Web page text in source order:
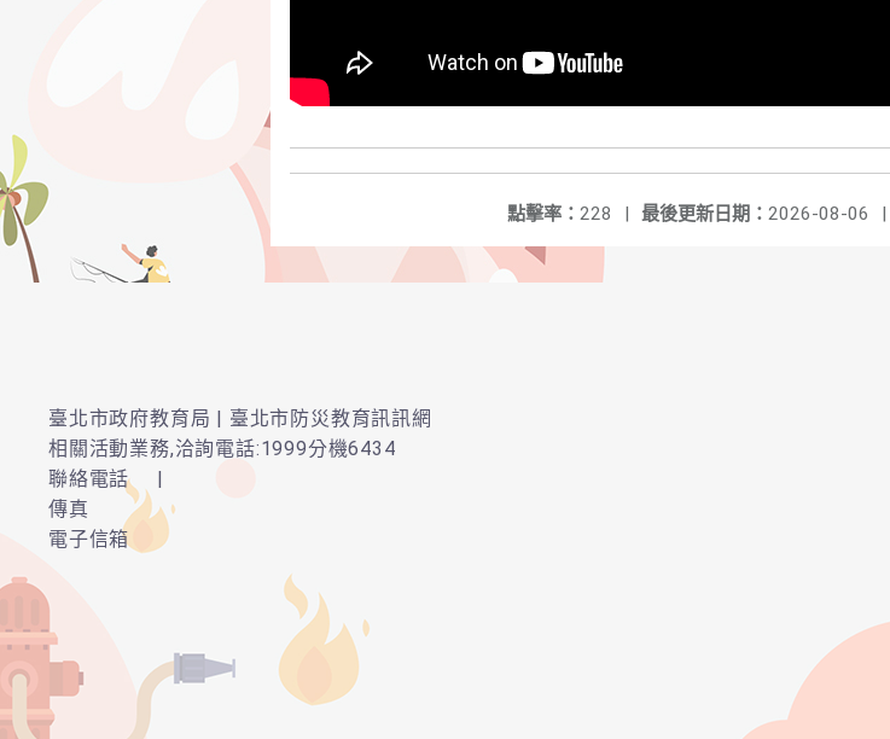
最後更新日期： 2026-08-06 |
點擊率： 228 |
臺北市政府教育局 | 臺北市防災教育訊訊網
相關活動業務,洽詢電話:1999分機6434
聯絡電話
|
傳真
電子信箱